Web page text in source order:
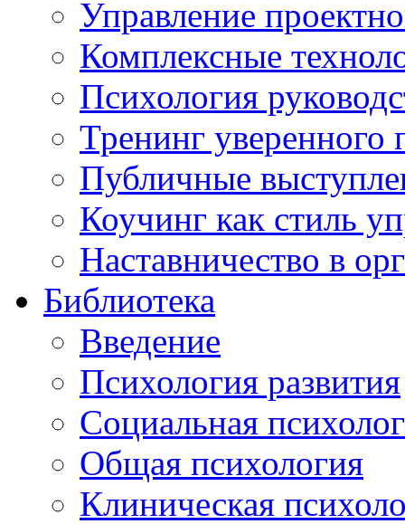
Управление
Комплексные
Психология
Тренинг уверенного
Публичные
Коучинг как стиль
Наставничество в
Библиотека
Введение
Психология развития
Социальная
Общая психология
Клиническая